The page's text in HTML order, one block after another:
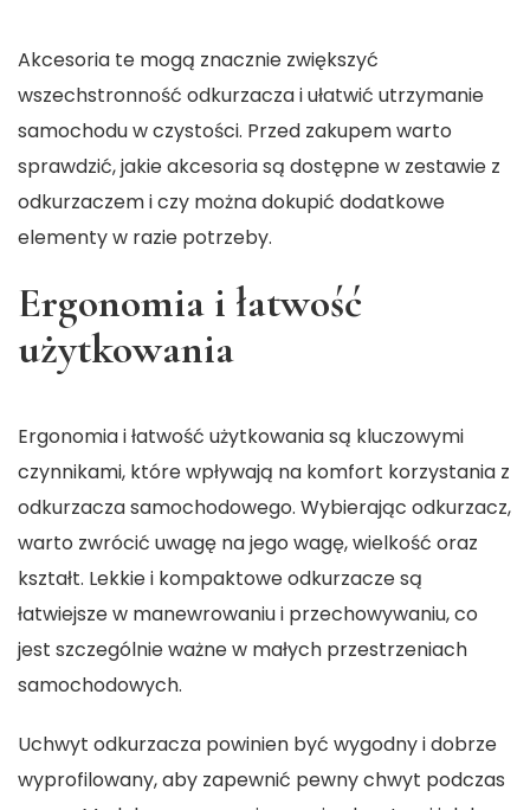
Akcesoria te mogą znacznie zwiększyć
wszechstronność odkurzacza i ułatwić utrzymanie
samochodu w czystości. Przed zakupem warto
sprawdzić, jakie akcesoria są dostępne w zestawie z
odkurzaczem i czy można dokupić dodatkowe
elementy w razie potrzeby.
Ergonomia i łatwość
użytkowania
Ergonomia i łatwość użytkowania są kluczowymi
czynnikami, które wpływają na komfort korzystania z
odkurzacza samochodowego. Wybierając odkurzacz,
warto zwrócić uwagę na jego wagę, wielkość oraz
kształt. Lekkie i kompaktowe odkurzacze są
łatwiejsze w manewrowaniu i przechowywaniu, co
jest szczególnie ważne w małych przestrzeniach
samochodowych.
Uchwyt odkurzacza powinien być wygodny i dobrze
wyprofilowany, aby zapewnić pewny chwyt podczas